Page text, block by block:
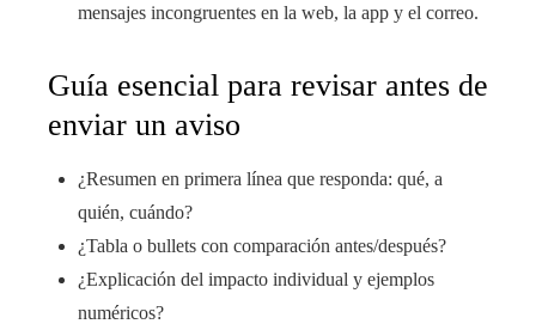
mensajes incongruentes en la web, la app y el correo.
Guía esencial para revisar antes de
enviar un aviso
¿Resumen en primera línea que responda: qué, a
quién, cuándo?
¿Tabla o bullets con comparación antes/después?
¿Explicación del impacto individual y ejemplos
numéricos?